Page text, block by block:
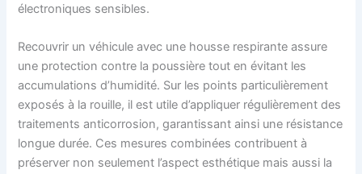
électroniques sensibles.
Recouvrir un véhicule avec une housse respirante assure
une protection contre la poussière tout en évitant les
accumulations d’humidité. Sur les points particulièrement
exposés à la rouille, il est utile d’appliquer régulièrement des
traitements anticorrosion, garantissant ainsi une résistance
longue durée. Ces mesures combinées contribuent à
préserver non seulement l’aspect esthétique mais aussi la